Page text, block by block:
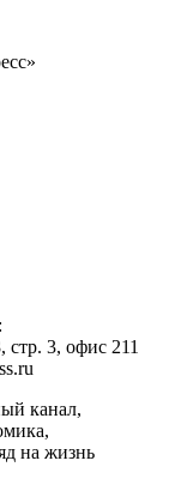
стр. 3, офис 211
канал,
на жизнь